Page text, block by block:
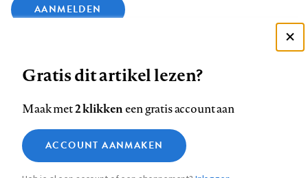
AANMELDEN
op
Facebook
op
LinkedIn
op
Bluesky
ons
op
InstagramYouTube
Footer
Contact Colofon Disclaimer Privacy
Medische vragen verdienen
betrouwbare antwoorden
Zie onze cookie policy
Analytische cookies
Gratis dit artikel lezen?
Maak met2 klikkeneen gratis account aan
ACCOUNT AANMAKEN